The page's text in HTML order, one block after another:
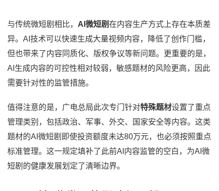
与传统微短剧相比， AI微短剧在内容生产方式上存在本质差
异。AI技术可以快速生成大量视频内容，降低了创作门槛，
但也带来了内容同质化、版权争议等新问题。更重要的是，
AI生成内容的可控性相对较弱，敏感题材的风险更高，因此
需要针对性的监管措施。
值得注意的是，广电总局此次专门针对特殊题材设置了重点
管理类别，包括政治、军事、外交、国家安全等内容。这类
题材的AI微短剧即使投资额度未达80万元，也必须按照重点
标准管理。这一规定填补了此前AI内容监管的空白，为AI微
短剧的健康发展划定了清晰边界。